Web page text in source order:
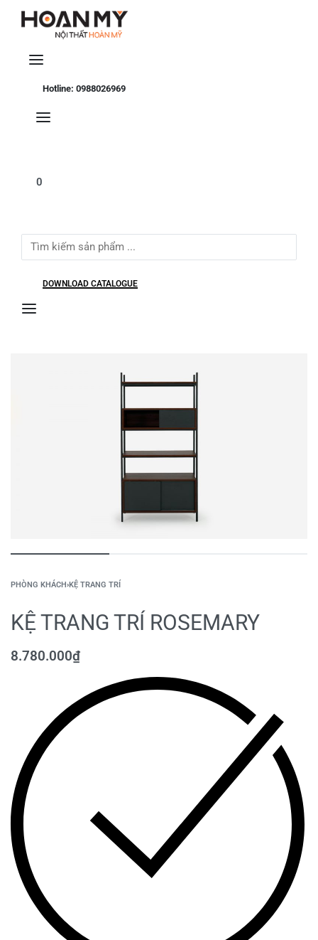
Hotline: 0988026969
0
Search
for:
DOWNLOAD CATALOGUE
PHÒNG KHÁCH›KỆ TRANG TRÍ
KỆ TRANG TRÍ ROSEMARY
8.780.000₫